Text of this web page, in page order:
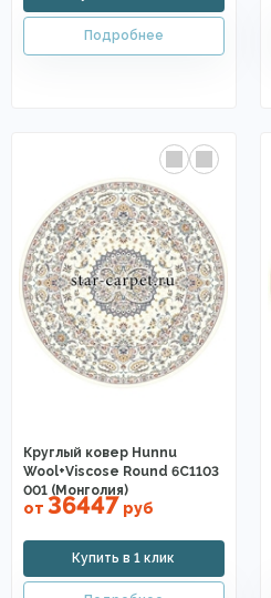
Круглый ковер Hunnu
Wool+Viscose Round 6C1103
001 (Монголия)
от 36447 руб